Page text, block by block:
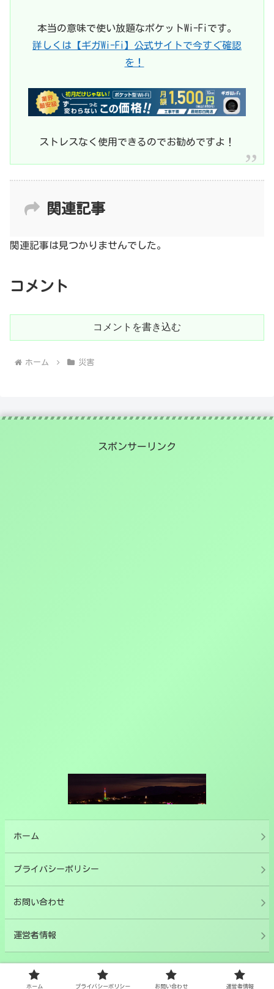
本当の意味で使い放題なポケットWi-Fiです。
詳しくは【ギガWi-Fi】公式サイトで今すぐ確認
を！
ストレスなく使用できるのでお勧めですよ！
関連記事
関連記事は見つかりませんでした。
コメント
コメントを書き込む
ホーム 災害
スポンサーリンク
ホーム
プライバシーポリシー
お問い合わせ
運営者情報
© 2020 セミヤログ.
ホーム プライバシーポリシー お問い合わせ 運営者情報